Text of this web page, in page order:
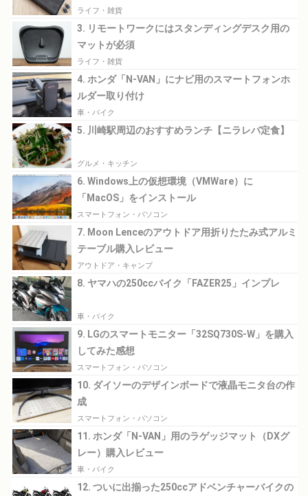
ライフ・雑貨
3. リモートワークにはスタンディングデスク用の
マットが必須
ライフ・雑貨
4. ホンダ「N-VAN」にナビ用のスマートフォンホ
ルダー取り付け
車・バイク
5. 川崎駅周辺のおすすめランチ【ニラレバ定食】
グルメ・キッチン
6. Windows上の仮想環境（VMWare）に
「MacOS」をインストール
スマートフォン・パソコン
7. Moon Lenceのアウトドア用折りたたみ式アルミ
テーブル購入レビュー
アウトドア・キャンプ
8. ヤマハの250ccバイク「FAZER25」インプレ
車・バイク
9. LGのスマートモニター「32SQ730S-W」を購入
してみた感想
スマートフォン・パソコン
10. ダイソーのデザインボードで液晶モニタ台の作
成
スマートフォン・パソコン
11. ホンダ「N-VAN」用のラゲッジマット（DXグ
レー）購入レビュー
車・バイク
12. ついに出揃った250ccアドベンチャーバイクの